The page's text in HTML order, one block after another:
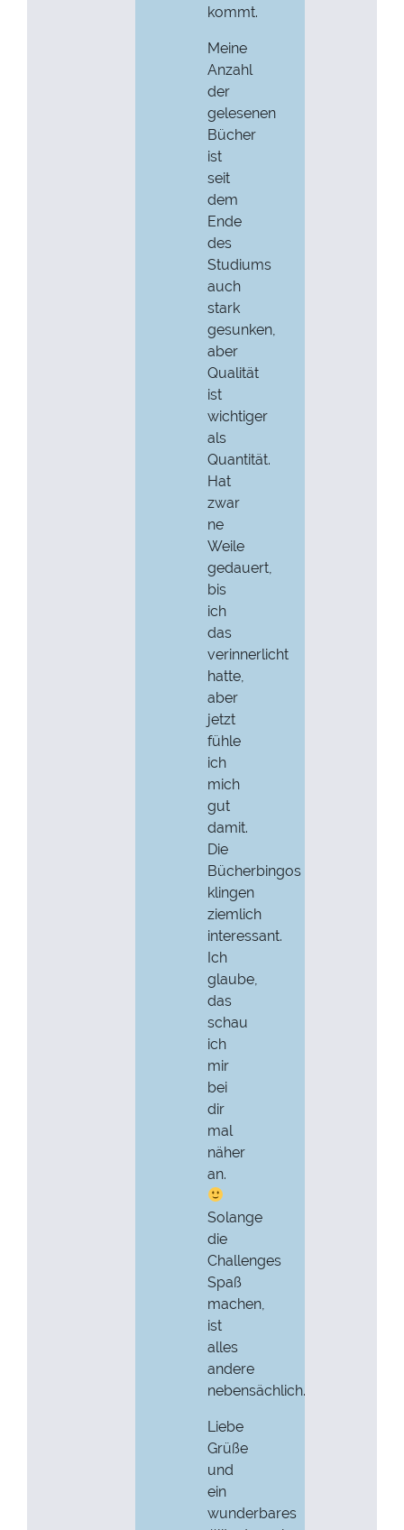
kommt.
Meine
Anzahl
der
gelesenen
Bücher
ist
seit
dem
Ende
des
Studiums
auch
stark
gesunken,
aber
Qualität
ist
wichtiger
als
Quantität.
Hat
zwar
ne
Weile
gedauert,
bis
ich
das
verinnerlicht
hatte,
aber
jetzt
fühle
ich
mich
gut
damit.
Die
Bücherbingos
klingen
ziemlich
interessant.
Ich
glaube,
das
schau
ich
mir
bei
dir
mal
näher
an.
Solange
die
Challenges
Spaß
machen,
ist
alles
andere
nebensächlich.
Liebe
Grüße
und
ein
wunderbares